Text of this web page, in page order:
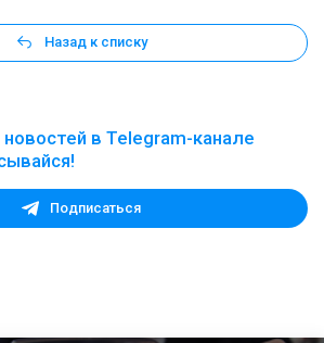
Назад к списку
в Telegram-канале
Подписаться